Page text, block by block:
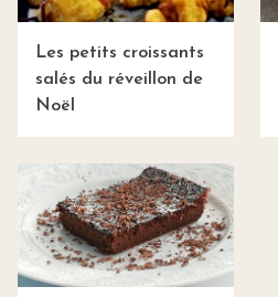
Les petits croissants
salés du réveillon de
Noël